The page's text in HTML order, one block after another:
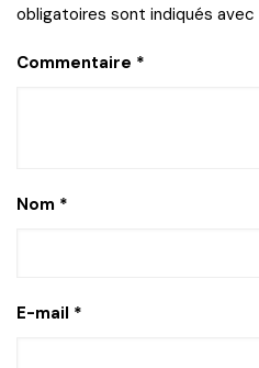
obligatoires sont indiqués avec
Commentaire *
Nom *
E-mail *